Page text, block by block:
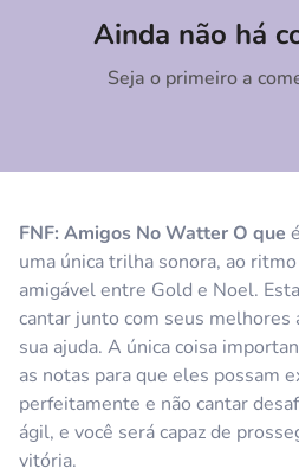
FNF: Amigos No Watter O que
uma única trilha sonora, ao
amigável entre Gold e Noel.
cantar junto com seus melhores
sua ajuda. A única coisa
as notas para que eles possam
perfeitamente e não cantar
ágil, e você será capaz de
vitória.
Ainda não há
Seja o primeiro a